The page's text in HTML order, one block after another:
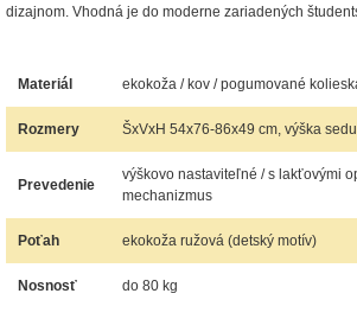
dizajnom. Vhodná je do moderne zariadených
Materiál ekokoža / kov / pogumované
Rozmery ŠxVxH 54x76-86x49 cm, výška
Prevedenie
výškovo nastaviteľné / s lakťovými
mechanizmus
Poťah ekokoža ružová (detský motív)
Nosnosť do 80 kg